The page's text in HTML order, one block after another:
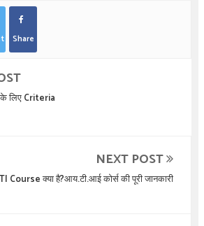
Share
लिए Criteria
NEXT POST
Course क्या है?आय.टी.आई कोर्स की पूरी जानकारी